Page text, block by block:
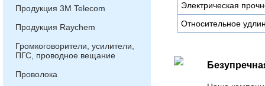
Продукция 3М Telecom
Продукция Raychem
Громкоговорители, усилители,
ПГС, проводное вещание
Проволока
Электрическая
Относительное